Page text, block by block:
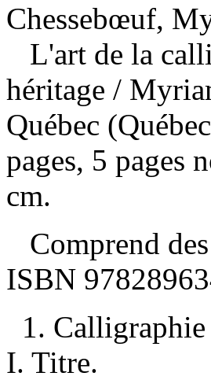
Chessebœuf,
L'art de la
héritage /
Québec
pages, 5 pages
cm.
Comprend
ISBN
1.
I. Titre.